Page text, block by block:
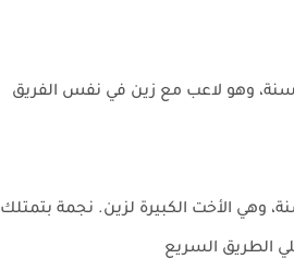
علي شاب متوسط الطول، قمحاوي البشرة، شعره طويل وعيونه زرقا. عمره ٢٢ سنة، وهو لاعب مع زين في نفس الفريق
بيضة، طويلة، شعرها قصير لونه أسود داكن، عينيها بني. عمرها 32 سنة، وهي الأخت الكبيرة لزين. نجمة بتمتلك
الطريق السريع